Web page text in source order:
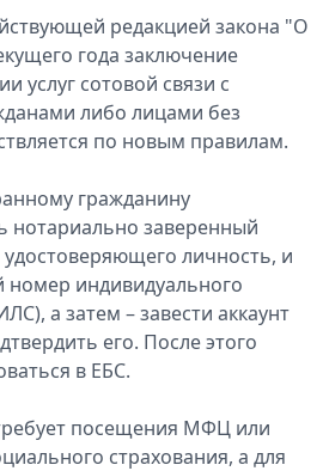
редакцией закона "О
года заключение
услуг сотовой связи с
либо лицами без
по новым правилам.
гражданину
нотариально заверенный
личность, и
номер индивидуального
а затем – завести аккаунт
его. После этого
в ЕБС.
посещения МФЦ или
страхования, а для